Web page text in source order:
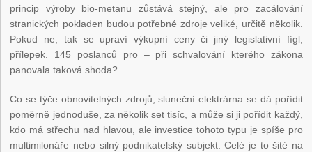
princip výroby bio-metanu zůstává stejný, ale pro zacálování
stranických pokladen budou potřebné zdroje veliké, určitě několik.
Pokud ne, tak se upraví výkupní ceny či jiný legislativní fígl,
přílepek. 145 poslanců pro – při schvalování kterého zákona
panovala taková shoda?
Co se týče obnovitelných zdrojů, sluneční elektrárna se dá pořídit
poměrně jednoduše, za několik set tisíc, a může si ji pořídit každý,
kdo má střechu nad hlavou, ale investice tohoto typu je spíše pro
multimilonáře nebo silný podnikatelský subjekt. Celé je to šité na